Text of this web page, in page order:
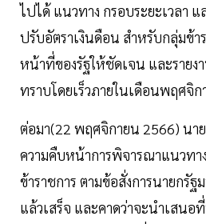
ไปได้ แนวทาง กรอบระยะเวลา
ปรับอัตราเงินดือน สำหรับกลุ่มข้า
หน้าที่ของรัฐให้ชัดเจน และราย
ทราบโดยเร็วภายในเดือนพฤศจิ
ต่อมา(22 พฤศจิกายน 2566) นา
ความคืบหน้าการพิจารณาแนวทา
ข้าราชการ ตามข้อสั่งการนายกรั
แล้วเสร็จ และคาดว่าจะนำเสน